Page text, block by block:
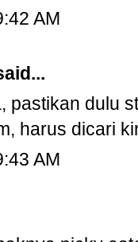
AM
pastikan dulu
harus dicari
AM